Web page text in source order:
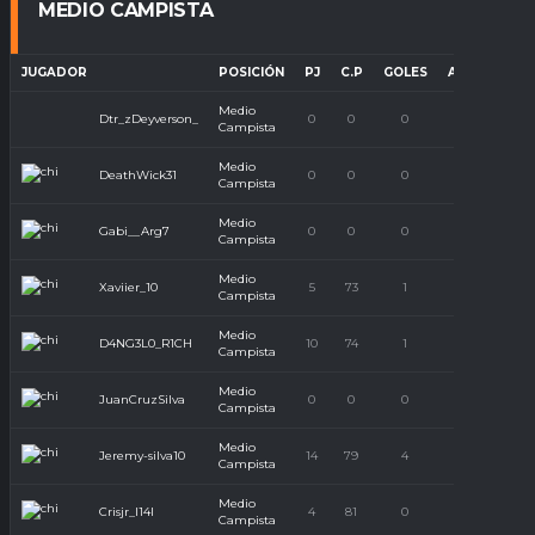
MEDIO CAMPISTA
JUGADOR POSICIÓN PJ C.P GOLES ASISTENCIAS
Dtr_zDeyverson_
Medio
Campista
0 0 0
DeathWick31
Medio
Campista
0 0 0
Gabi__Arg7
Medio
Campista
0 0 0
Xaviier_10
Medio
Campista
5 73 1
D4NG3L0_R1CH
Medio
Campista
10 74 1
JuanCruzSilva
Medio
Campista
0 0 0
Jeremy-silva10
Medio
Campista
14 79 4
Crisjr_l14l
Medio
Campista
4 81 0